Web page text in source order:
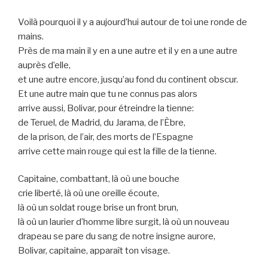
Voilà pourquoi il y a aujourd’hui autour de toi une ronde de
mains.
Près de ma main il y en a une autre et il y en a une autre
auprès d’elle,
et une autre encore, jusqu’au fond du continent obscur.
Et une autre main que tu ne connus pas alors
arrive aussi, Bolivar, pour étreindre la tienne:
de Teruel, de Madrid, du Jarama, de l’Èbre,
de la prison, de l’air, des morts de l’Espagne
arrive cette main rouge qui est la fille de la tienne.
Capitaine, combattant, là où une bouche
crie liberté, là où une oreille écoute,
là où un soldat rouge brise un front brun,
là où un laurier d’homme libre surgit, là où un nouveau
drapeau se pare du sang de notre insigne aurore,
Bolivar, capitaine, apparaît ton visage.